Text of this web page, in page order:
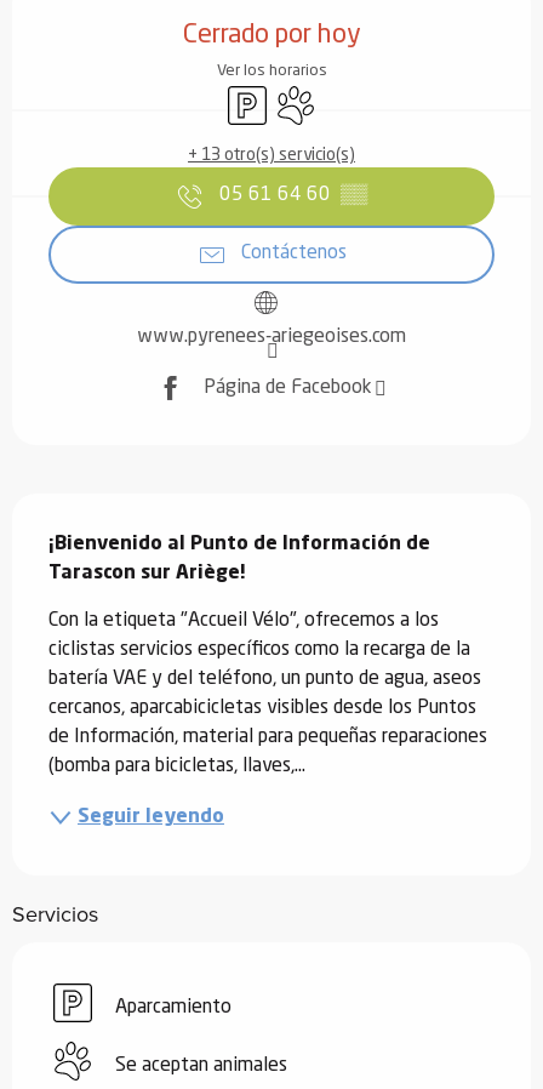
Cerrado por hoy
Ver los horarios
AparcamientoSe aceptan animales
+ 13 otro(s) servicio(s)
05 61 64 60 ▒▒
Contáctenos
www.pyrenees-ariegeoises.com
Página de Facebook
¡Bienvenido al Punto de Información de
Tarascon sur Ariège!
Con la etiqueta "Accueil Vélo", ofrecemos a los
ciclistas servicios específicos como la recarga de la
batería VAE y del teléfono, un punto de agua, aseos
cercanos, aparcabicicletas visibles desde los Puntos
de Información, material para pequeñas reparaciones
(bomba para bicicletas, llaves,...
Seguir leyendo
Servicios
Aparcamiento
Se aceptan animales